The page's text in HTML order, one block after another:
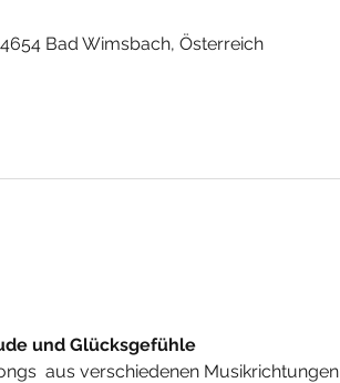
Bad Wimsbach, Österreich
und Glücksgefühle
aus verschiedenen Musikrichtungen